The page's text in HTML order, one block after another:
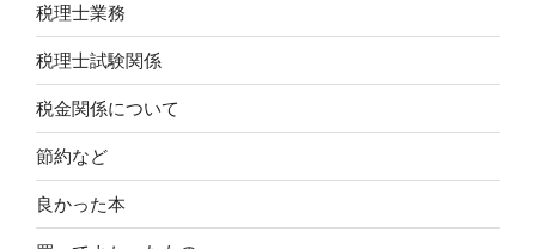
税理士業務
税理士試験関係
税金関係について
節約など
良かった本